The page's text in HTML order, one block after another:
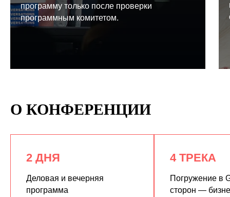
программу только после проверки
программным комитетом.
О КОНФЕРЕНЦИИ
2 ДНЯ
Деловая и вечерняя
программа
4 ТРЕКА
Погружение в
сторон —